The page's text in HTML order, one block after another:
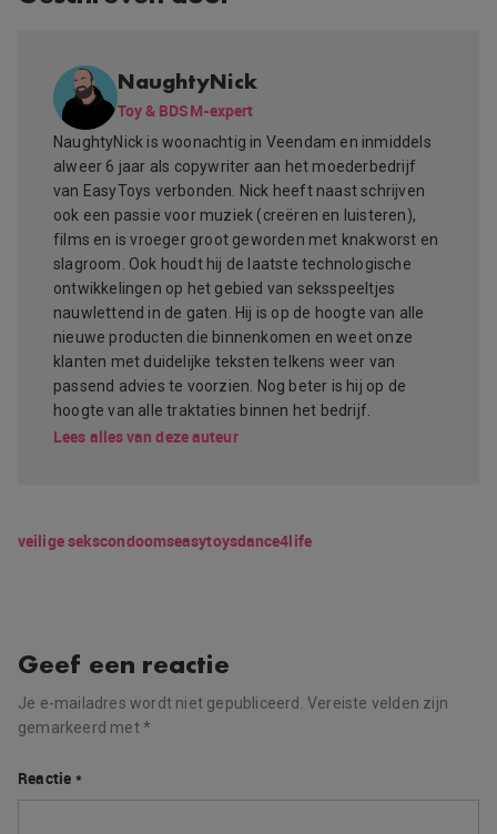
NaughtyNick
Toy & BDSM-expert
NaughtyNick is woonachtig in Veendam en inmiddels
alweer 6 jaar als copywriter aan het moederbedrijf
van EasyToys verbonden. Nick heeft naast schrijven
ook een passie voor muziek (creëren en luisteren),
films en is vroeger groot geworden met knakworst en
slagroom. Ook houdt hij de laatste technologische
ontwikkelingen op het gebied van seksspeeltjes
nauwlettend in de gaten. Hij is op de hoogte van alle
nieuwe producten die binnenkomen en weet onze
klanten met duidelijke teksten telkens weer van
passend advies te voorzien. Nog beter is hij op de
hoogte van alle traktaties binnen het bedrijf.
Lees alles van deze auteur
veilige sekscondoomseasytoysdance4life
Geef een reactie
Je e-mailadres wordt niet gepubliceerd. Vereiste velden zijn
gemarkeerd met*
Reactie *